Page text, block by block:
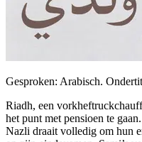
Gesproken: Arabisch.
Riadh, een
het punt met pensioen te
Nazli draait volledig om hun